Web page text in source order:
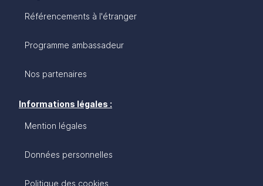
Référencements à l'étranger
Programme ambassadeur
Nos partenaires
Informations légales :
Mention légales
Données personnelles
Politique des cookies